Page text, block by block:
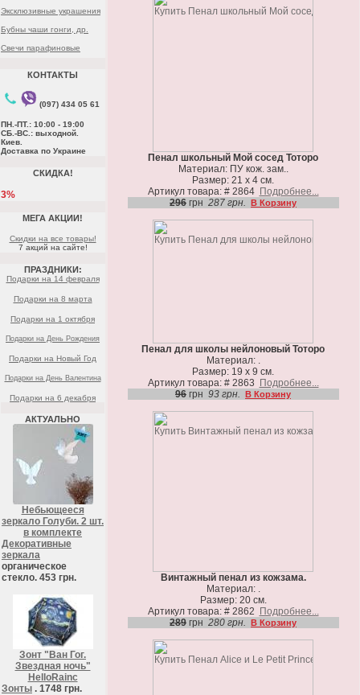
Эксклюзивные украшения
Бубны чаши гонги, др.
Свечи парафиновые
КОНТАКТЫ
(097) 434 05 61
ПН.-ПТ.: 10:00 - 19:00
СБ.-ВС.: выходной.
Киев.
Доставка по Украине
СКИДКА!
3%
МЕГА АКЦИИ!
Скидки на все товары!
7 акций на сайте!
ПРАЗДНИКИ:
Подарки на 14 февраля
Подарки на 8 марта
Подарки на 1 октября
Подарки на День Рождения
Подарки на Новый Год
Подарки на День Валентина
Подарки на 6 декабря
АКТУАЛЬНО
Небьющееся
зеркало Голуби. 2 шт.
в комплекте
Декоративные
зеркала
органическое
стекло. 453 грн.
Зонт "Ван Гог.
Звездная ночь"
HelloRainc
Зонты . 1748 грн.
Пенал школьный Мой сосед Тоторо
Материал: ПУ кож. зам..
Размер: 21 х 4 см.
Артикул товара: # 2864 Подробнее...
296 грн 287 грн. В Корзину
Пенал для школы нейлоновый Тоторо
Материал: .
Размер: 19 х 9 см.
Артикул товара: # 2863
Подробнее...
96 грн 93 грн. В Корзину
Винтажный пенал из кожзама.
Материал: .
Размер: 20 см.
Артикул товара: # 2862
Подробнее...
289 грн 280 грн. В Корзину